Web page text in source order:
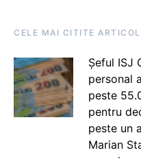
CELE MAI CITITE
Șeful ISJ
personal
peste
pentru
peste un
Marian